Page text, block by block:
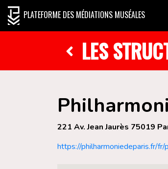
PLATEFORME DES MÉDIATIONS MUSÉALES
LES
221 Av. Jean Jaurès 75019
https://philharmoniedeparis.fr/fr/